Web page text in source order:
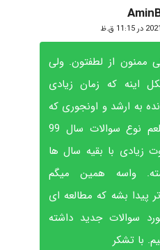
ق.ظ
ممنون از لطفتون. ولی
اینه که زمان زیادی
به ارشد و اونجوری که
مطلعم نوع سوالات سال 99
زیادی با بقیه سال ها
واسه همین میگم
پیدا بشه که مطالعه ای
سوالات جدید داشته
با تشکر